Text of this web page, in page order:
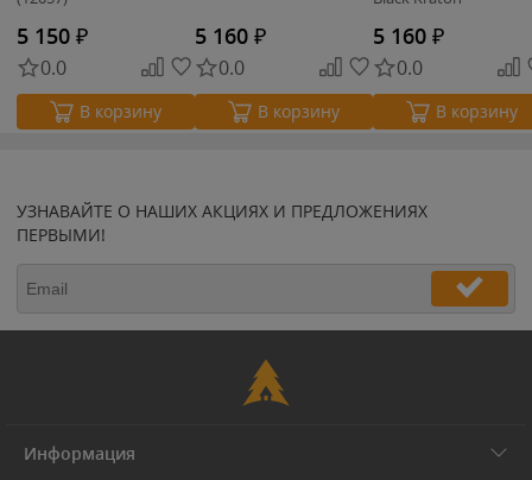
5 150 ₽
0.0
В корзину
5 160 ₽
0.0
В корзину
5 160 ₽
0.0
В корзину
УЗНАВАЙТЕ О НАШИХ АКЦИЯХ И ПРЕДЛОЖЕНИЯХ
ПЕРВЫМИ!
Информация